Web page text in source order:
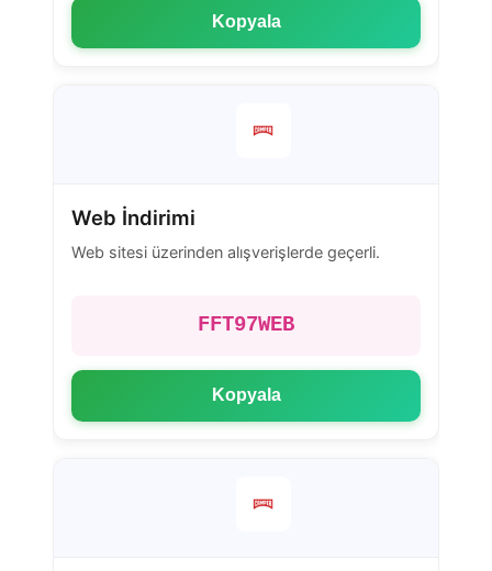
Kopyala
Web İndirimi
Web sitesi üzerinden alışverişlerde geçerli.
FFT97WEB
Kopyala